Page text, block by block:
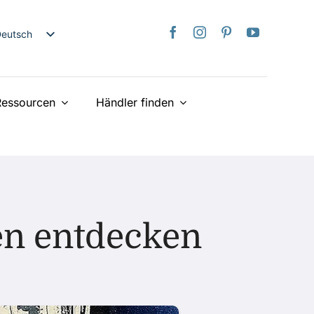
本語
体中文
Händler finden
entdecken